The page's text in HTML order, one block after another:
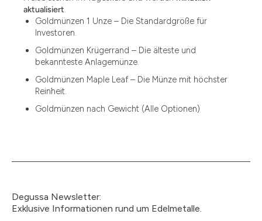
12.15
13.77
15.55
15.60
3.05
aktualisiert.
Goldmünzen 1 Unze – Die Standardgröße für
Investoren.
Goldmünzen Krügerrand – Die älteste und
bekannteste Anlagemünze.
Goldmünzen Maple Leaf – Die Münze mit höchster
Reinheit.
Goldmünzen nach Gewicht (Alle Optionen)
Degussa Newsletter:
Exklusive Informationen rund um Edelmetalle.